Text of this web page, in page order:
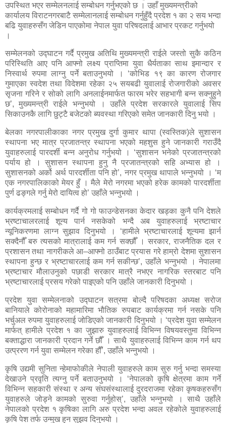
उपस्थित भएर सम्मेलनलाई सम्बोधन गर्नुभएको छ । उहाँ मुख्यमन्त्रीको
कार्यालय विराटनगरबाटै सम्मेलानलाई सम्बोधन गर्नुहुँदै प्रदेश १ का २ सय भन्दा
बढि युवाहरुसँग जेडिन पाएकोमा नेपाल युवा परिषदलाई आभार प्रकट गर्नुभयो
।
सम्मेलनको उद्घाटन गर्दै प्रमुख अतिथि मुख्यमन्त्री राईले जस्तो सुकै कठिन
परिस्थिति आए पनि आफ्नो लक्ष्य प्राप्तिमा युवा धैर्यताका साथ इमान्दार र
निस्वार्थ रुपमा लाग्नु पर्ने बताउनुभयो । ‘कोभिड १९ का कारण रोजगार
गुमाएका स्वदेश तथा विदेशमा रहेका २५ सयबढी युवालाई रोजगारीको अवसर
सृजना गरिने र सोको लागि अनलाईनमार्फत फारम भरेर सहभागी बन्न सक्नुहुने
छ’, मुख्यमन्त्री राईले भन्नुभयो । उहाँले प्रदेश सरकारले युवालाई सिप
सिकाउनकै लागि छुट्टै बजेटको ब्यवस्था गरिएको समेत जानकारी दिनु भयो ।
बेलका नगरपालीकाका नगर प्रमुख दुर्गा कुमार थापा (स्वस्तिक)ले सुशासन
स्थापना भए मात्र प्रजातन्त्र स्थापना भएको महशुस हुने जानकारी गराउँदै
युवाहरुलाई पारदर्शी बन्न अनुरोध गर्नुभयो । ‘सुशासन भनेको प्रजातन्त्रको
पर्याय हो । सुशासन स्थापना हुनु नै प्रजातन्त्रको सहि अभ्यास हो ।
सुशासनको अर्को अर्थ पारदर्शीता पनि हो’, नगर प्रमुख थापाले भन्नुभयो । ‘म
एक नगरपालिकाको मेयर हुँ । मैले मेरो नगरमा भएको हरेक कामको पारदर्शीता
पुर्ण ढङ्गले गर्नु मेरो दायित्व हो’ उहाँले भन्नुभयो ।
कार्यक्रमलाई सम्बोधन गर्दै गो गो फाउन्डेसनका केदार खड्का कुनै पनि देशले
भ्रष्टाचालरलाई शून्य पार्न नसकेको भन्दै अब युवाहरुलाई भ्रष्टाचार
न्यूनिकरणमा लाग्न सुझाव दिनुभयो । ‘हामीले भ्रष्टाचारलाई शून्यमा झार्न
सक्दैनौँ बरु त्यसको मात्रालाई कम गर्न सक्छौँ । सरकार, राजनैतिक दल र
प्रशासन तथा नागरीकले आ–आफ्नो ठाउँबाट प्रयास गरे हाम्रो देशमा सुशासन
स्थापना हुन्छ र भ्रष्टाचारलाई कम गर्न सकीन्छ’, उहाँले भन्नुभयो । नेपालमा
भ्रष्टाचार मौलाउनुको पछाडी सरकार मात्रै नभएर नागरिक स्तरबाट पनि
भ्रष्टाचारलाई प्रसय गरेको पाइएको पनि उहाँले जानकारी दिनुभयो ।
प्रदेश युवा सम्मेलनाको उद्घाटन सत्रमा बोल्दै परिषदका अध्यक्ष सरोज
बानियाले कोरोनाको महामारिमा भौतिक रुपबाट कार्यक्रमा गर्न नसके पनि
भर्चुअल रुपमा युवाहरुलाई जोडिएको जानकारी दिनुभयो । ‘प्रदेश युवा सम्मेलन
मार्फत् हामीले प्रदेश १ का जुझारु युवाहरुलाई विभिन्न विषयवस्तुमा विभिन्न
बक्ताद्धारा जानकारी प्रदान गर्ने छौँ । साथै युवाहरुलाई विभिन्न काम गर्न थप
उत्प्ररण गर्न युवा सम्मेलन गरेका हौँ’, उहाँले भन्नुभयो ।
कृषि उद्यमी सुनिता न्हेमाफोकीले नेपाली युवाहरुले काम सुरु गर्नु भन्दा समस्या
देखाउने प्रवृति त्यग्नु पर्ने बताउनुभयो । ‘नेपालको कृषि क्षेत्रमा काम गर्ने
विभिन्न सहकारी संस्था र अन्य संघसंस्थालाई दुरदराजमा रहेका कृषकहरुसँग
युवाहरुले जोड्ने कामको सुरुवा गर्नुहोस्’, उहाँले भन्नुभयो । साथै उहाँले
नेपालको प्रदेश १ कृषिका लागि अरु प्रदेश भन्दा अवल रहेकोले युवाहरुलाई
कृषि पेश तर्फ उन्मुख हुन सुझव दिनुभयो ।